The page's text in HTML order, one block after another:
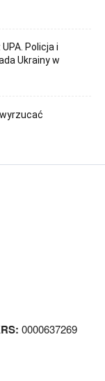
Policja i
Ukrainy w
0000637269